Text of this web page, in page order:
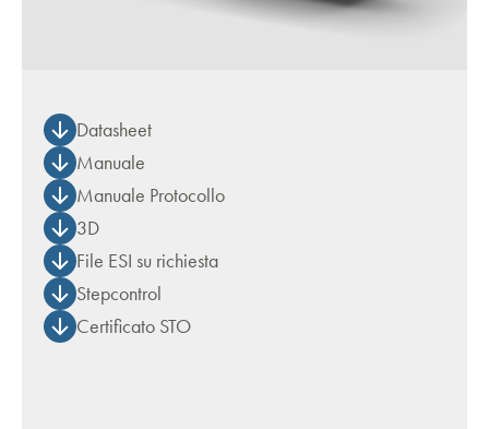
Datasheet
Manuale
Manuale Protocollo
3D
File ESI su richiesta
Stepcontrol
Certificato STO